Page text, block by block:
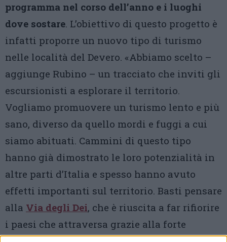
programma nel corso dell’anno e i luoghi
dove sostare. L’obiettivo di questo progetto è
infatti proporre un nuovo tipo di turismo
nelle località del Devero. «Abbiamo scelto –
aggiunge Rubino – un tracciato che inviti gli
escursionisti a esplorare il territorio.
Vogliamo promuovere un turismo lento e più
sano, diverso da quello mordi e fuggi a cui
siamo abituati. Cammini di questo tipo
hanno già dimostrato le loro potenzialità in
altre parti d’Italia e spesso hanno avuto
effetti importanti sul territorio. Basti pensare
alla Via degli Dei, che è riuscita a far rifiorire
i paesi che attraversa grazie alla forte